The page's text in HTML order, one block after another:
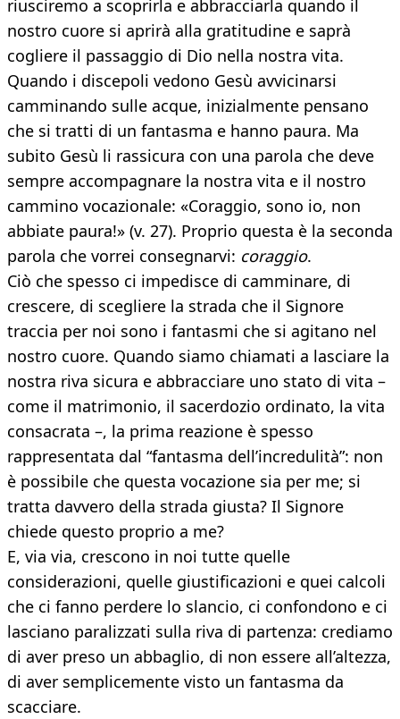
riusciremo a scoprirla e abbracciarla quando il
nostro cuore si aprirà alla gratitudine e saprà
cogliere il passaggio di Dio nella nostra vita.
Quando i discepoli vedono Gesù avvicinarsi
camminando sulle acque, inizialmente pensano
che si tratti di un fantasma e hanno paura. Ma
subito Gesù li rassicura con una parola che deve
sempre accompagnare la nostra vita e il nostro
cammino vocazionale: «Coraggio, sono io, non
abbiate paura!» (v. 27). Proprio questa è la seconda
parola che vorrei consegnarvi: coraggio.
Ciò che spesso ci impedisce di camminare, di
crescere, di scegliere la strada che il Signore
traccia per noi sono i fantasmi che si agitano nel
nostro cuore. Quando siamo chiamati a lasciare la
nostra riva sicura e abbracciare uno stato di vita –
come il matrimonio, il sacerdozio ordinato, la vita
consacrata –, la prima reazione è spesso
rappresentata dal “fantasma dell’incredulità”: non
è possibile che questa vocazione sia per me; si
tratta davvero della strada giusta? Il Signore
chiede questo proprio a me?
E, via via, crescono in noi tutte quelle
considerazioni, quelle giustificazioni e quei calcoli
che ci fanno perdere lo slancio, ci confondono e ci
lasciano paralizzati sulla riva di partenza: crediamo
di aver preso un abbaglio, di non essere all’altezza,
di aver semplicemente visto un fantasma da
scacciare.